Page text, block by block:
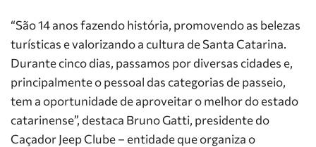
“São 14 anos fazendo história, promovendo as belezas
turísticas e valorizando a cultura de Santa Catarina.
Durante cinco dias, passamos por diversas cidades e,
principalmente o pessoal das categorias de passeio,
tem a oportunidade de aproveitar o melhor do estado
catarinense”, destaca Bruno Gatti, presidente do
Caçador Jeep Clube – entidade que organiza o